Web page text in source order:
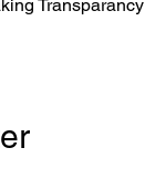
Transparancy